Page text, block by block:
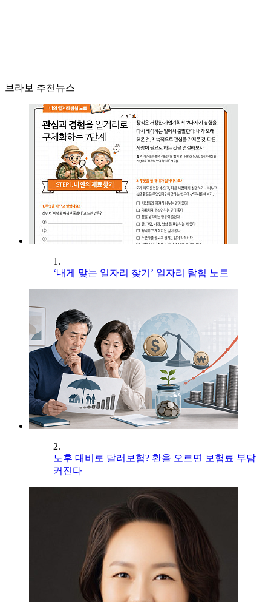
브라보 추천뉴스
1.
‘내게 맞는 일자리 찾기’ 일자리 탐험 노트
2.
노후 대비로 달러보험? 환율 오르면 보험료 부담
커진다